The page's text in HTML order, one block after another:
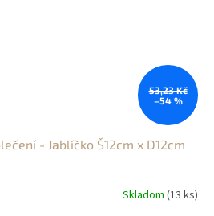
53,23 Kč
–54 %
- Jablíčko Š12cm x D12cm
Skladom (13 ks)